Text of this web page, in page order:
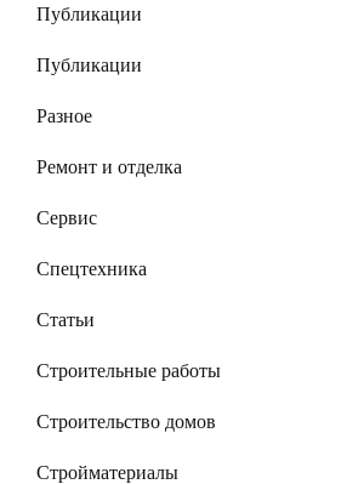
Публикации
Публикации
Разное
Ремонт и отделка
Сервис
Спецтехника
Статьи
Строительные работы
Строительство домов
Стройматериалы